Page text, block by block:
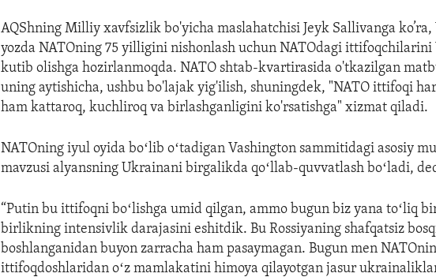
AQShning Milliy xavfsizlik bo'yicha maslahatchisi Jeyk Sallivanga ko’ra,
yozda NATOning 75 yilligini nishonlash uchun NATOdagi ittifoqchilarini
kutib olishga hozirlanmoqda. NATO shtab-kvartirasida o'tkazilgan
uning aytishicha, ushbu bo'lajak yig'ilish, shuningdek, "NATO ittifoqi
ham kattaroq, kuchliroq va birlashganligini ko'rsatishga" xizmat qiladi.
NATOning iyul oyida boʻlib oʻtadigan Vashington sammitidagi asosiy
mavzusi alyansning Ukrainani birgalikda qoʻllab-quvvatlash boʻladi,
“Putin bu ittifoqni boʻlishga umid qilgan, ammo bugun biz yana toʻliq
birlikning intensivlik darajasini eshitdik. Bu Rossiyaning shafqatsiz
boshlanganidan buyon zarracha ham pasaymagan. Bugun men
ittifoqdoshlaridan oʻz mamlakatini himoya qilayotgan jasur